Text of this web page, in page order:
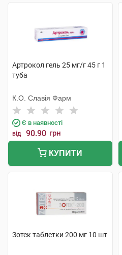
Артрокол гель 25 мг/г 45 г 1
туба
К.О. Славія Фарм
Є в наявності
від 90.90 грн
КУПИТИ
Зотек таблетки 200 мг 10 шт